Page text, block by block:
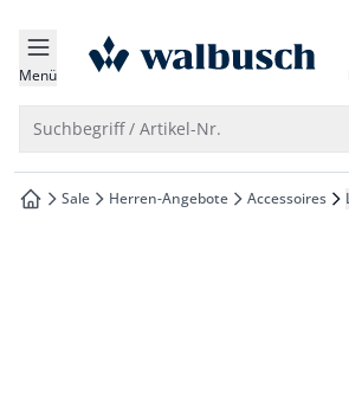
springen
springen
springen
springen
Menü zur Startseite
Suchbegriff / Artikel-Nr.
zur Startseite
Sale Herren-Angebote Accessoires